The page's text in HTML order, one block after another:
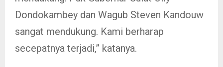
Dondokambey dan Wagub Steven Kandouw
sangat mendukung. Kami berharap
secepatnya terjadi,” katanya.